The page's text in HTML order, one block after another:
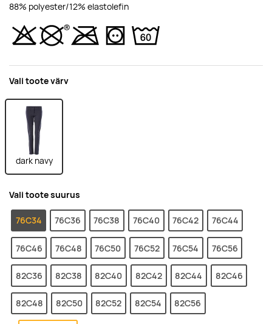
88% polyester/12% elastolefin
Vali toote värv
dark navy
Vali toote suurus
76C34 76C36 76C38 76C40 76C42 76C44
76C46 76C48 76C50 76C52 76C54 76C56
82C36 82C38 82C40 82C42 82C44 82C46
82C48 82C50 82C52 82C54 82C56